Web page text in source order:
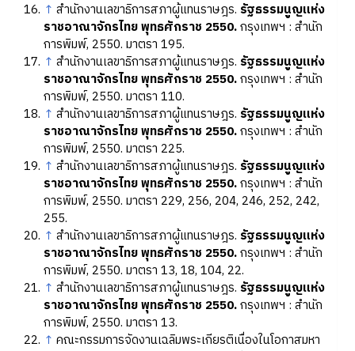
↑ สำนักงานเลขาธิการสภาผู้แทนราษฎร. รัฐธรรมนูญแห่ง
ราชอาณาจักรไทย พุทธศักราช 2550.กรุงเทพฯ : สำนัก
การพิมพ์, 2550. มาตรา 195.
↑ สำนักงานเลขาธิการสภาผู้แทนราษฎร. รัฐธรรมนูญแห่ง
ราชอาณาจักรไทย พุทธศักราช 2550.กรุงเทพฯ : สำนัก
การพิมพ์, 2550. มาตรา 110.
↑ สำนักงานเลขาธิการสภาผู้แทนราษฎร. รัฐธรรมนูญแห่ง
ราชอาณาจักรไทย พุทธศักราช 2550.กรุงเทพฯ : สำนัก
การพิมพ์, 2550. มาตรา 225.
↑ สำนักงานเลขาธิการสภาผู้แทนราษฎร. รัฐธรรมนูญแห่ง
ราชอาณาจักรไทย พุทธศักราช 2550.กรุงเทพฯ : สำนัก
การพิมพ์, 2550. มาตรา 229, 256, 204, 246, 252, 242,
255.
↑ สำนักงานเลขาธิการสภาผู้แทนราษฎร. รัฐธรรมนูญแห่ง
ราชอาณาจักรไทย พุทธศักราช 2550.กรุงเทพฯ : สำนัก
การพิมพ์, 2550. มาตรา 13, 18, 104, 22.
↑ สำนักงานเลขาธิการสภาผู้แทนราษฎร. รัฐธรรมนูญแห่ง
ราชอาณาจักรไทย พุทธศักราช 2550.กรุงเทพฯ : สำนัก
การพิมพ์, 2550. มาตรา 13.
↑ คณะกรรมการจัดงานเฉลิมพระเกียรติเนื่องในโอกาสมหา